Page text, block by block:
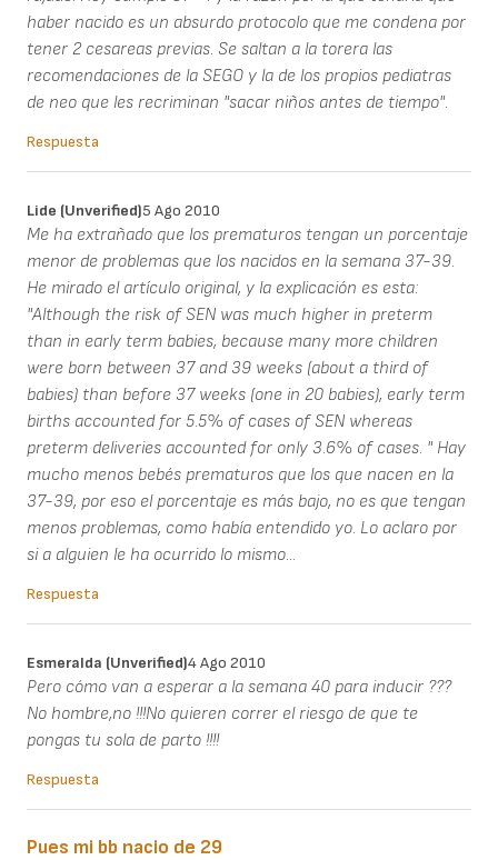
haber nacido es un absurdo protocolo que me condena por
tener 2 cesareas previas. Se saltan a la torera las
recomendaciones de la SEGO y la de los propios pediatras
de neo que les recriminan "sacar niños antes de tiempo".
Respuesta
Lide (unverified)5 Ago 2010
Me ha extrañado que los prematuros tengan un porcentaje
menor de problemas que los nacidos en la semana 37-39.
He mirado el artículo original, y la explicación es esta:
"Although the risk of SEN was much higher in preterm
than in early term babies, because many more children
were born between 37 and 39 weeks (about a third of
babies) than before 37 weeks (one in 20 babies), early term
births accounted for 5.5% of cases of SEN whereas
preterm deliveries accounted for only 3.6% of cases. " Hay
mucho menos bebés prematuros que los que nacen en la
37-39, por eso el porcentaje es más bajo, no es que tengan
menos problemas, como había entendido yo. Lo aclaro por
si a alguien le ha ocurrido lo mismo...
Respuesta
Esmeralda (unverified)4 Ago 2010
Pero cómo van a esperar a la semana 40 para inducir ???
No hombre,no !!!No quieren correr el riesgo de que te
pongas tu sola de parto !!!!
Respuesta
Pues mi bb nacio de 29